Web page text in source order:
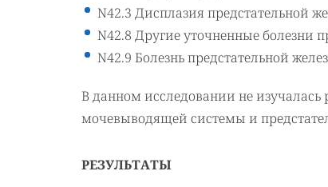
N42.3 Дисплазия предстательной
N42.8 Другие уточненные болезни
N42.9 Болезнь предстательной
В данном исследовании не изучалась
мочевыводящей системы и
РЕЗУЛЬТАТЫ